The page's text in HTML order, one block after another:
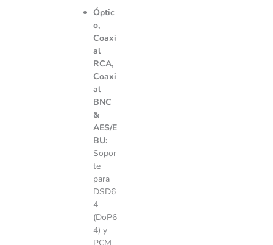
Óptic
o,
Coaxi
al
RCA,
Coaxi
al
BNC
&
AES/E
BU:
Sopor
te
para
DSD6
4
(DoP6
4) y
PCM